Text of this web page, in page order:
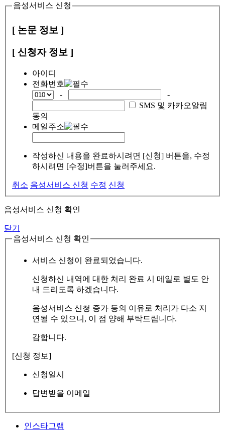
음성서비스 신청
[ 논문 정보 ]
[ 신청자 정보 ]
아이디
전화번호
-
-
SMS 및 카카오알림
동의
메일주소
작성하신 내용을 완료하시려면 [신청] 버튼을, 수정
하시려면 [수정]버튼을 눌러주세요.
취소 음성서비스 신청 수정 신청
음성서비스 신청 확인
닫기
음성서비스 신청 확인
서비스 신청이 완료되었습니다.
신청하신 내역에 대한 처리 완료 시 메일로 별도 안
내 드리도록 하겠습니다.
음성서비스 신청 증가 등의 이유로 처리가 다소 지
연될 수 있으니, 이 점 양해 부탁드립니다.
감합니다.
[신청 정보]
신청일시
답변받을 이메일
인스타그램